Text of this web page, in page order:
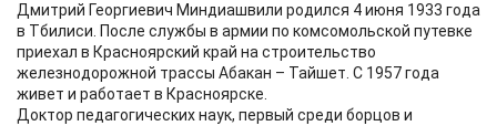
Дмитрий Георгиевич Миндиашвили родился 4 июня 1933 года
в Тбилиси. После службы в армии по комсомольской путевке
приехал в Красноярский край на строительство
железнодорожной трассы Абакан – Тайшет. С 1957 года
живет и работает в Красноярске.
Доктор педагогических наук, первый среди борцов и